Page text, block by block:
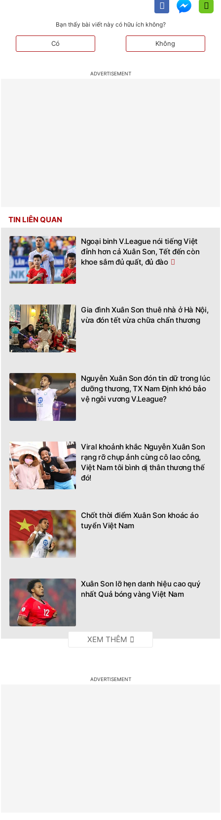
Bạn thấy bài viết này có hữu ích không?
Có Không
TIN LIÊN QUAN
Ngoại binh V.League nói tiếng Việt
đỉnh hơn cả Xuân Son, Tết đến còn
khoe sắm đủ quất, đủ đào
Gia đình Xuân Son thuê nhà ở Hà Nội,
vừa đón tết vừa chữa chấn thương
Nguyễn Xuân Son đón tin dữ trong lúc
dưỡng thương, TX Nam Định khó bảo
vệ ngôi vương V.League?
Viral khoảnh khắc Nguyễn Xuân Son
rạng rỡ chụp ảnh cùng cô lao công,
Việt Nam tôi bình dị thân thương thế
đó!
Chốt thời điểm Xuân Son khoác áo
tuyển Việt Nam
Xuân Son lỡ hẹn danh hiệu cao quý
nhất Quả bóng vàng Việt Nam